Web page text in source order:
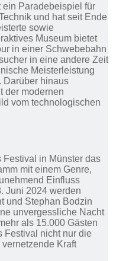
ein Paradebeispiel für
und hat seit Ende
sowie
Museum bietet
in einer Schwebebahn
in eine andere Zeit
Meisterleistung
Darüber hinaus
der modernen
vom technologischen
in Münster das
mit einem Genre,
Einfluss
Juni 2024 werden
und Stephan Bodzin
unvergessliche Nacht
als 15.000 Gästen
Festival nicht nur die
Kraft